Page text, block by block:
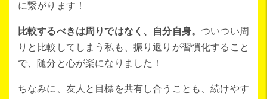
に繋がります！
比較するべきは周りではなく、自分自身。ついつい周
りと比較してしまう私も、振り返りが習慣化すること
で、随分と心が楽になりました！
ちなみに、友人と目標を共有し合うことも、続けやす